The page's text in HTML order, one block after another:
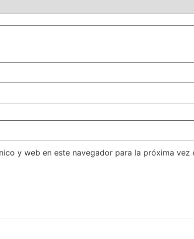
y web en este navegador para la próxima vez